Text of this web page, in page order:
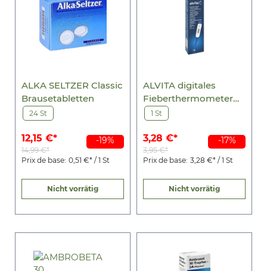
-19%
ALKA SELTZER Classic
Brausetabletten
24 St
12,15 €*
14,99 €*
Prix de base: 0,51 €* / 1 St
Nicht vorrätig
-17%
ALVITA digitales
Fieberthermometer
flexibel
1 St
3,28 €*
3,95 €*
Prix de base: 3,28 €* / 1 St
Nicht vorrätig